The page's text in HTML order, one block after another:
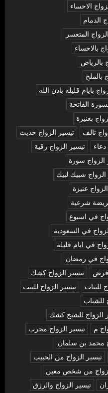
الاحساء
الدمام
المتعسر
بالاحساء
بالرياض
بالملح
بايام قليله باذن الله
الفاتحة
بعنيزة
تالف
تيسير الزواج حديث
تيسير الزواج رقية
الزواج سورة
الزواج شبيك لبيك
عنيزة
شرعية
في اسبوع
في السعودية
في ايام قليلة
في رمضان
قرض
تيسير الزواج كشك
للبنات
تيسير الزواج للبنت
للشباب
الزواج للشيخ كشك
م
تيسير الزواج مجرب
محمد بن سلمان
تيسير الزواج من الحبيب
من شخص معين
تيسير الزواج والرزق